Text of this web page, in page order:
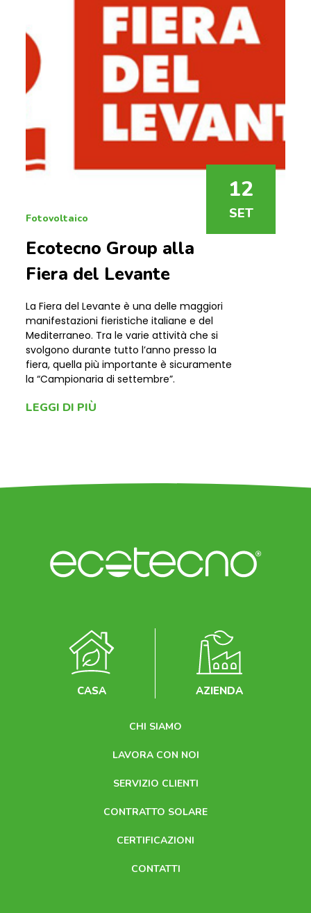
12
SET
Fotovoltaico
Ecotecno Group alla
Fiera del Levante
La Fiera del Levante è una delle maggiori
manifestazioni fieristiche italiane e del
Mediterraneo. Tra le varie attività che si
svolgono durante tutto l’anno presso la
fiera, quella più importante è sicuramente
la “Campionaria di settembre”.
LEGGI DI PIÙ
CHI SIAMO
LAVORA CON NOI
SERVIZIO CLIENTI
CONTRATTO SOLARE
CERTIFICAZIONI
CONTATTI
CASA AZIENDA